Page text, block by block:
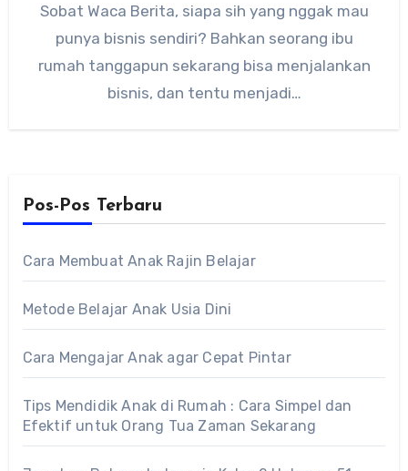
Sobat Waca Berita, siapa sih yang nggak mau
punya bisnis sendiri? Bahkan seorang ibu
rumah tanggapun sekarang bisa menjalankan
bisnis, dan tentu menjadi…
Pos-Pos Terbaru
Cara Membuat Anak Rajin Belajar
Metode Belajar Anak Usia Dini
Cara Mengajar Anak agar Cepat Pintar
Tips Mendidik Anak di Rumah : Cara Simpel dan
Efektif untuk Orang Tua Zaman Sekarang